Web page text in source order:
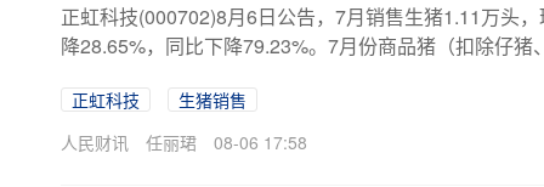
正虹科技(000702)8月6日公告，7月销售生猪1.11万头
降28.65%，同比下降79.23%。7月份商品猪（扣除仔
收入同比降幅较大，主要受生猪市场行情波动的影响。
正虹科技
生猪销售
人民财讯
任丽珺 08-06 17:58